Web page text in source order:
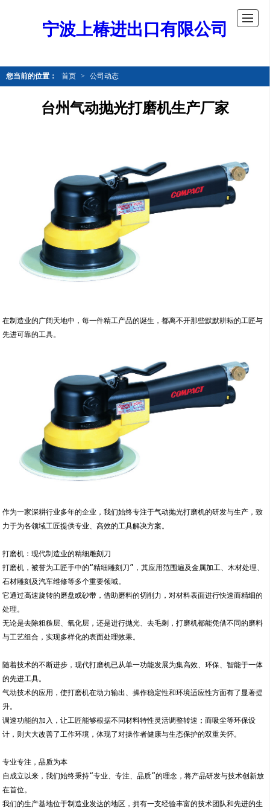
宁波上椿进出口有限公司
您当前的位置： 首页 > 公司动态
台州气动抛光打磨机生产厂家
在制造业的广阔天地中，每一件精工产品的诞生，都离不开那些默默耕耘的工匠与
先进可靠的工具。
作为一家深耕行业多年的企业，我们始终专注于气动抛光打磨机的研发与生产，致
力于为各领域工匠提供专业、高效的工具解决方案。
打磨机：现代制造业的精细雕刻刀
打磨机，被誉为工匠手中的“精细雕刻刀”，其应用范围遍及金属加工、木材处理、
石材雕刻及汽车维修等多个重要领域。
它通过高速旋转的磨盘或砂带，借助磨料的切削力，对材料表面进行快速而精细的
处理。
无论是去除粗糙层、氧化层，还是进行抛光、去毛刺，打磨机都能凭借不同的磨料
与工艺组合，实现多样化的表面处理效果。
随着技术的不断进步，现代打磨机已从单一功能发展为集高效、环保、智能于一体
的先进工具。
气动技术的应用，使打磨机在动力输出、操作稳定性和环境适应性方面有了显著提
升。
调速功能的加入，让工匠能够根据不同材料特性灵活调整转速；而吸尘等环保设
计，则大大改善了工作环境，体现了对操作者健康与生态保护的双重关怀。
专业专注，品质为本
自成立以来，我们始终秉持“专业、专注、品质”的理念，将产品研发与技术创新放
在首位。
我们的生产基地位于制造业发达的地区，拥有一支经验丰富的技术团队和先进的生